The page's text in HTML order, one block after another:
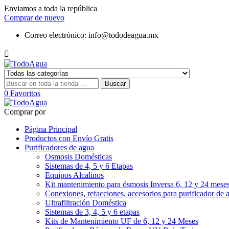
Enviamos a toda la república
Comprar de nuevo
Correo electrónico: info@tododeagua.mx

Buscar
0 Favoritos
Comprar por
Página Principal
Productos con Envío Gratis
Purificadores de agua
Osmosis Domésticas
Sistemas de 4, 5 y 6 Etapas
Equipos Alcalinos
Kit mantenimiento para ósmosis Inversa 6, 12 y 24
Conexiones, refacciones, accesorios para purificador de
Ultrafiltración Doméstica
Sistemas de 3, 4, 5 y 6 etapas
Kits de Mantenimiento UF de 6, 12 y 24 Meses